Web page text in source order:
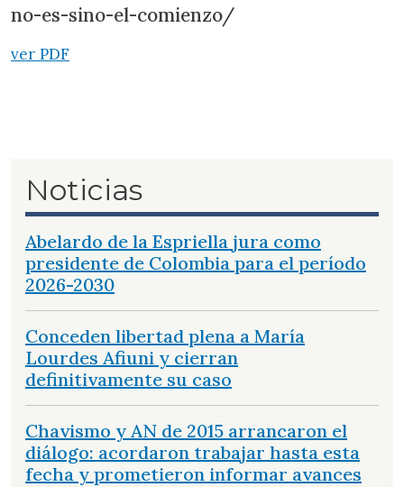
no-es-sino-el-comienzo/
ver PDF
Noticias
Abelardo de la Espriella jura como
presidente de Colombia para el período
2026-2030
Conceden libertad plena a María
Lourdes Afiuni y cierran
definitivamente su caso
Chavismo y AN de 2015 arrancaron el
diálogo: acordaron trabajar hasta esta
fecha y prometieron informar avances